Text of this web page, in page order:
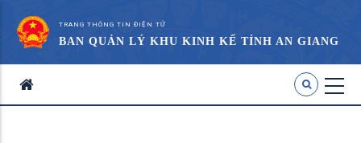
TRANG THÔNG TIN ĐIỆN TỬ
BAN QUẢN LÝ KHU KINH KẾ TỈNH AN GIANG